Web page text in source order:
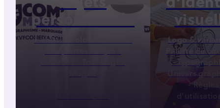
personnalisés
T-shirts - Polos - Sweats -
Logo &
Palette de
-
Univers
- Règles